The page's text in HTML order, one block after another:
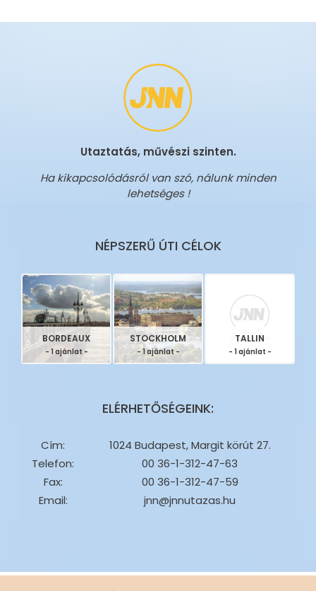
Utaztatás, művészi szinten.
Ha kikapcsolódásról van szó, nálunk minden
lehetséges !
NÉPSZERŰ ÚTI CÉLOK
BORDEAUX
- 1 ajánlat -
STOCKHOLM
- 1 ajánlat -
TALLIN
- 1 ajánlat -
ELÉRHETŐSÉGEINK:
Cím:
1024 Budapest, Margit körút 27.
Telefon:
00 36-1-312-47-63
Fax:
00 36-1-312-47-59
Email:
jnn@jnnutazas.hu